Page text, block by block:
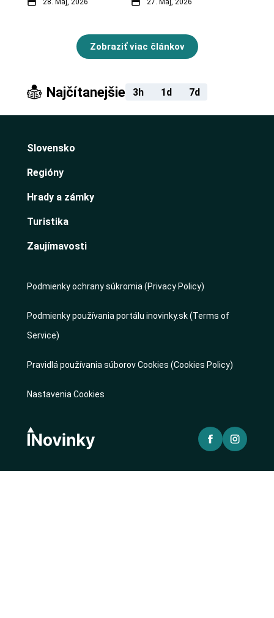
28. Máj, 2026
27. Máj, 2026
Zobraziť viac článkov
Najčítanejšie 3h 1d 7d
Slovensko
Regióny
Hrady a zámky
Turistika
Zaujímavosti
Podmienky ochrany súkromia (Privacy Policy)
Podmienky používania portálu inovinky.sk (Terms of
Service)
Pravidlá používania súborov Cookies (Cookies Policy)
Nastavenia Cookies